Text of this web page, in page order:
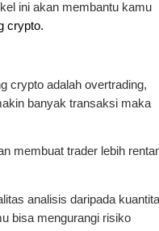
ini akan membantu kamu
crypto.
crypto adalah overtrading,
banyak transaksi maka
membuat trader lebih
analisis daripada
bisa mengurangi risiko